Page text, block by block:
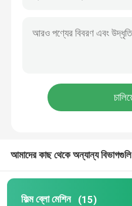
ব্যাগ অন রোল মেকিং মেশিন
স্লিটিং রিওয়াইন্ডিং মেশিন
আমাদের কাছ থেকে অন্যান্য বিভাগগুলি
ফিল্ম ব্লো মেশিন (15)